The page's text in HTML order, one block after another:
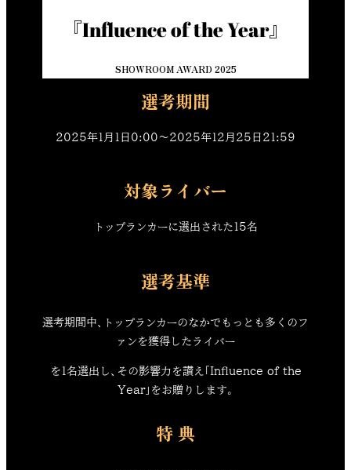
『Influence of the Year』
SHOWROOM AWARD 2025
選考期間
2025年1月1日0:00〜2025年12月25日21:59
対象ライバー
トップランカーに選出された15名
選考基準
選考期間中、トップランカーのなかでもっとも多くのフ
ァンを獲得したライバー
を1名選出し、その影響力を讃え「Influence of the
Year」をお贈りします。
特 典